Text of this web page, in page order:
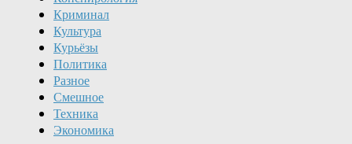
Криминал
Культура
Курьёзы
Политика
Разное
Смешное
Техника
Экономика